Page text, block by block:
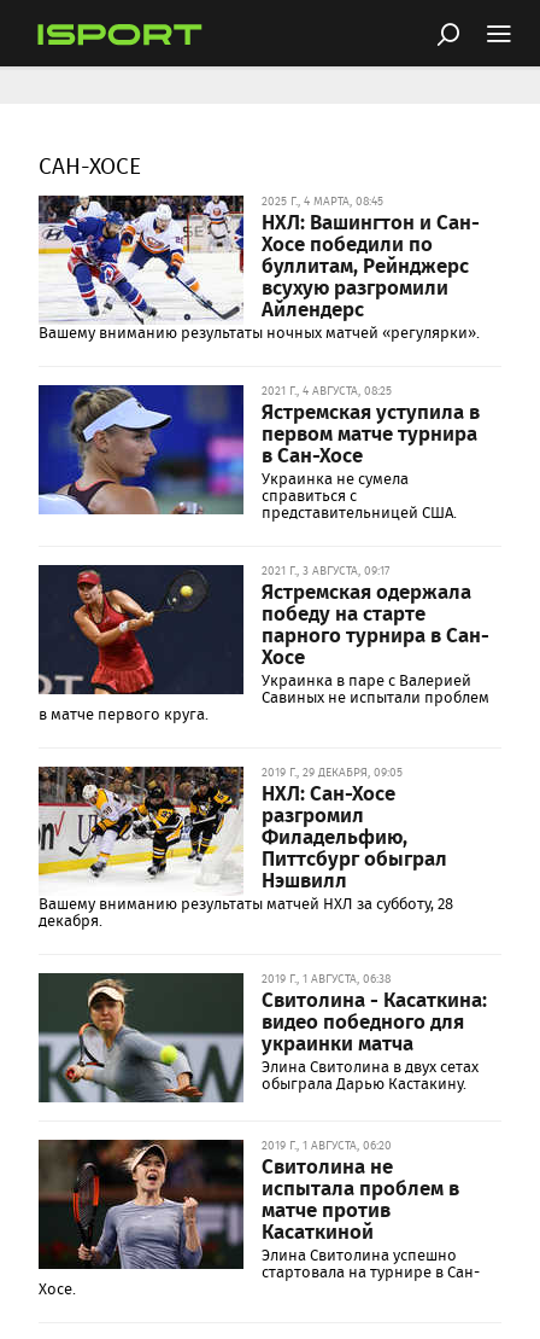
САН-ХОСЕ
2025 Г., 4 МАРТА, 08:45
НХЛ: Вашингтон и Сан-
Хосе победили по
буллитам, Рейнджерс
всухую разгромили
Айлендерс
Вашему вниманию результаты ночных матчей «регулярки».
2021 Г., 4 АВГУСТА, 08:25
Ястремская уступила в
первом матче турнира
в Сан-Хосе
Украинка не сумела
справиться с
представительницей США.
2021 Г., 3 АВГУСТА, 09:17
Ястремская одержала
победу на старте
парного турнира в Сан-
Хосе
Украинка в паре с Валерией
Савиных не испытали проблем
в матче первого круга.
2019 Г., 29 ДЕКАБРЯ, 09:05
НХЛ: Сан-Хосе
разгромил
Филадельфию,
Питтсбург обыграл
Нэшвилл
Вашему вниманию результаты матчей НХЛ за субботу, 28
декабря.
2019 Г., 1 АВГУСТА, 06:38
Свитолина - Касаткина:
видео победного для
украинки матча
Элина Свитолина в двух сетах
обыграла Дарью Кастакину.
2019 Г., 1 АВГУСТА, 06:20
Свитолина не
испытала проблем в
матче против
Касаткиной
Элина Свитолина успешно
стартовала на турнире в Сан-
Хосе.